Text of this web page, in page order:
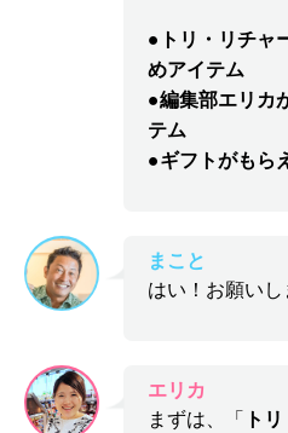
●トリ・リチャ
めアイテム
●編集部エリカ
テム
●ギフトがもら
まこと
はい！お願いし
エリカ
まずは、「 ト